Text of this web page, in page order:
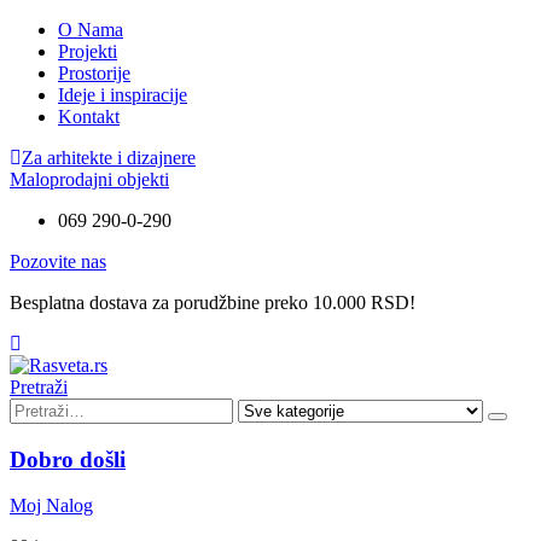
O Nama
Projekti
Prostorije
Ideje i inspiracije
Kontakt
Za arhitekte i dizajnere
Maloprodajni objekti
069 290-0-290
Pozovite nas
Besplatna dostava za porudžbine preko 10.000 RSD!
Pretraži
Dobro došli
Moj Nalog